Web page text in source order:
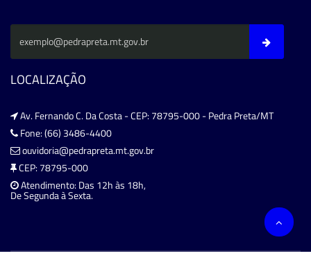
LOCALIZAÇÃO
Av. Fernando C. Da Costa - CEP: 78795-000 - Pedra Preta/MT
Fone: (66) 3486-4400
ouvidoria@pedrapreta.mt.gov.br
CEP: 78795-000
Atendimento: Das 12h às 18h,
De Segunda à Sexta.